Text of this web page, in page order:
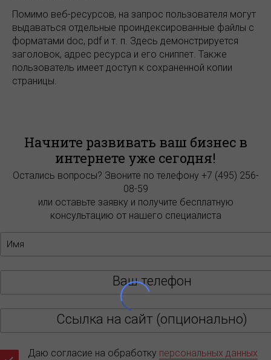
Помимо веб-ресурсов, на запрос пользователя могут
выдаваться отдельные проиндексированные файлы с
форматами doc, pdf и т. п. Здесь демонстрируется
заголовок, адрес ресурса и его сниппет. Также
пользователь имеет доступ к сохраненной копии
страницы.
Начните развивать ваш бизнес в
интернете уже сегодня!
Остались вопросы? Звоните по телефону +7 (495) 256-
08-59
или оставьте заявку и получите бесплатную
консультацию от нашего специалиста
Даю согласие на обработку персональных данных
БЕСПЛАТНЫЙ АУДИТ
1 час
шаги развития